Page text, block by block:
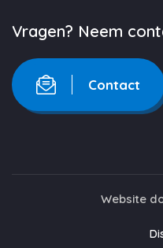
Vragen? Neem
Contact
Website